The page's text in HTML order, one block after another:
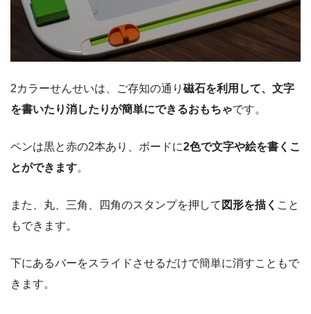
2カラーせんせいは、ご存知の通り 磁石を利用して、文字
を書いたり消したりが簡単にできるおもちゃです。
ペンは黒と赤の2本あり、ボードに2色で文字や絵を書くこ
とができます。
また、丸、三角、四角のスタンプを押して 図形を描く こと
もできます。
下にあるバーをスライドさせるだけで簡単に消すこともで
きます。